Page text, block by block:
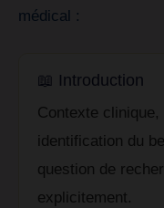
médical :
📖 Introduction
Contexte
identification du
question de
explicitement.